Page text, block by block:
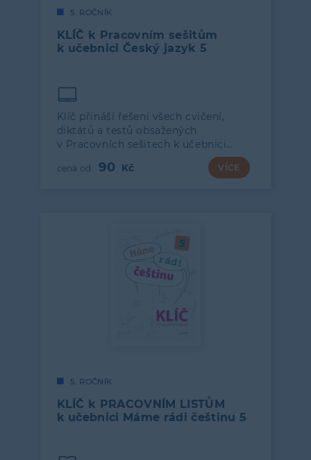
5. ROČNÍK
KLÍČ k Pracovním sešitům
k učebnici Český jazyk 5
Klíč přináší řešení všech cvičení,
diktátů a testů obsažených
v Pracovních sešitech k učebnici…
90 VÍCE
5. ROČNÍK
KLÍČ k PRACOVNÍM LISTŮM
k učebnici Máme rádi češtinu 5